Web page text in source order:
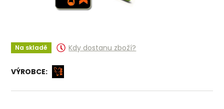
Na skladě Kdy dostanu zboží?
VÝROBCE: